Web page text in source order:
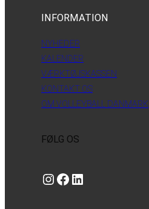
INFORMATION
NYHEDER
KALENDER
VÆRKTØJSKASSEN
KONTAKT OS
OM VOLLEYBALL DANMARK
FØLG OS
Instagram https://www.facebook.com/danishbeachvolleytour LinkedIn